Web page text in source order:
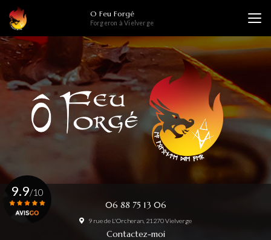
contenu
principal
O Feu Forgé
Forgeron à Vielverge
06 88 75 13 06
9 rue de L'Orcheran, 21270 Vielverge
Contactez-moi
9.9/10